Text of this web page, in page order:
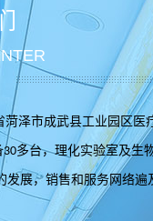
泽市成武县工业园区
30多台，理化实验室及生
展，销售和服务网络遍